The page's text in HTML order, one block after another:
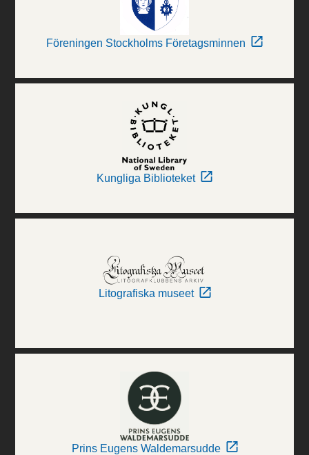
Föreningen Stockholms Företagsminnen
Kungliga Biblioteket
Litografiska museet
Prins Eugens Waldemarsudde